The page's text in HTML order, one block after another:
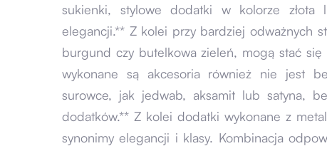
sukienki, stylowe dodatki w kolorze
elegancji.** Z kolei przy bardziej odważnych
burgund czy butelkowa zieleń, mogą stać
wykonane są akcesoria również nie jest
surowce, jak jedwab, aksamit lub satyna,
dodatków.** Z kolei dodatki wykonane z
synonimy elegancji i klasy. Kombinacja